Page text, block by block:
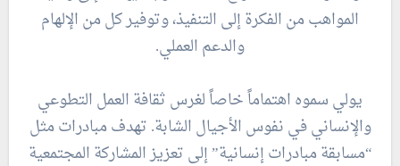
المواهب من الفكرة إلى التنفيذ، وتوفير كل من الإلهام
والدعم العملي.
يولي سموه اهتماماً خاصاً لغرس ثقافة العمل التطوعي
والإنساني في نفوس الأجيال الشابة. تهدف مبادرات مثل
“مسابقة مبادرات إنسانية” إلى تعزيز المشاركة المجتمعية